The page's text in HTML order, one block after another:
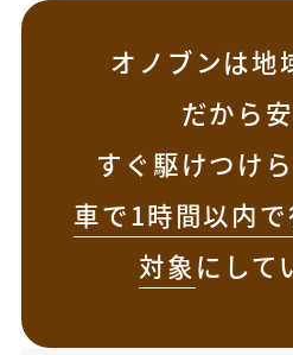
オノブンは地
だから
すぐ駆けつけ
車で1時間以内
対象にして